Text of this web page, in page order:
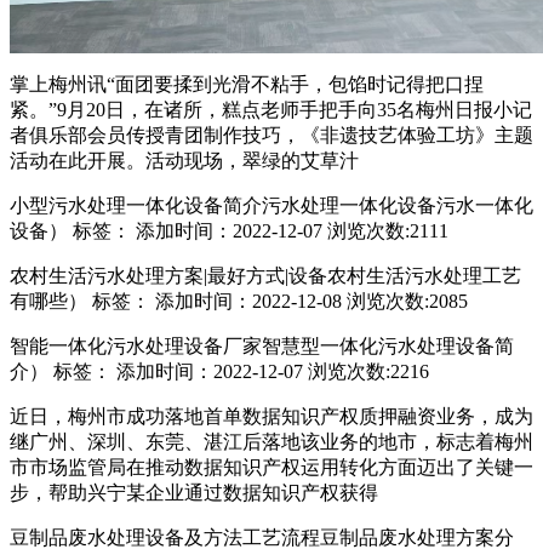
掌上梅州讯“面团要揉到光滑不粘手，包馅时记得把口捏
紧。”9月20日，在诸所，糕点老师手把手向35名梅州日报小记
者俱乐部会员传授青团制作技巧，《非遗技艺体验工坊》主题
活动在此开展。活动现场，翠绿的艾草汁
小型污水处理一体化设备简介污水处理一体化设备污水一体化
设备） 标签： 添加时间：2022-12-07 浏览次数:2111
农村生活污水处理方案|最好方式|设备农村生活污水处理工艺
有哪些） 标签： 添加时间：2022-12-08 浏览次数:2085
智能一体化污水处理设备厂家智慧型一体化污水处理设备简
介） 标签： 添加时间：2022-12-07 浏览次数:2216
近日，梅州市成功落地首单数据知识产权质押融资业务，成为
继广州、深圳、东莞、湛江后落地该业务的地市，标志着梅州
市市场监管局在推动数据知识产权运用转化方面迈出了关键一
步，帮助兴宁某企业通过数据知识产权获得
豆制品废水处理设备及方法工艺流程豆制品废水处理方案分